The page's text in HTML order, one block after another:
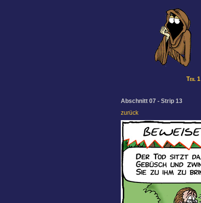
Teil 1
Abschnitt 07 - Strip 13
zurück